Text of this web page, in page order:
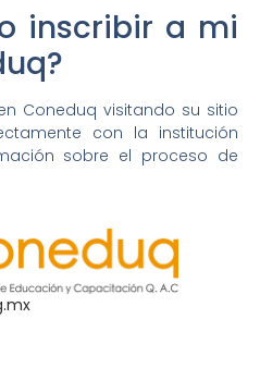
inscribir a mi
Coneduq visitando su sitio
con la institución
sobre el proceso de